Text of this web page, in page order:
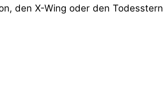
den X-Wing oder den Todesstern